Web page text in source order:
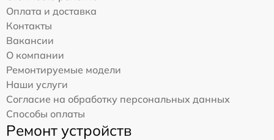
Оплата и доставка
Контакты
Вакансии
О компании
Ремонтируемые модели
Наши услуги
Согласие на обработку персональных данных
Способы оплаты
Ремонт устройств